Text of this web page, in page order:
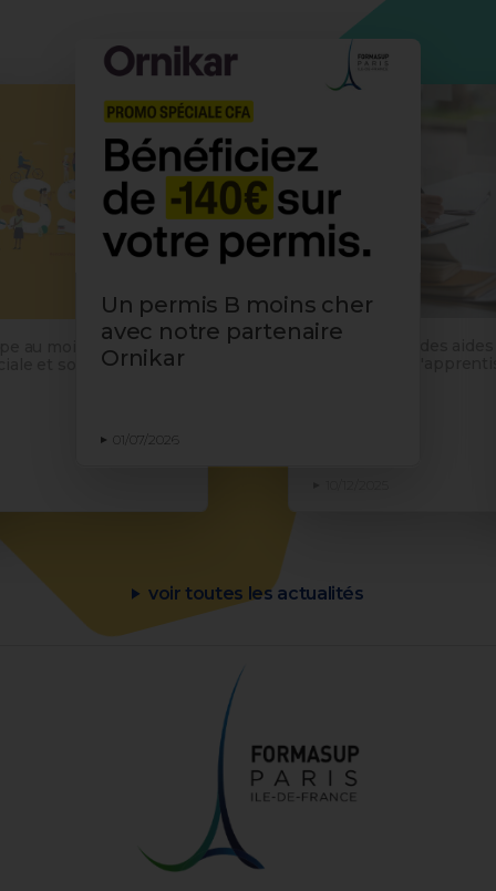
au mois de
et solidaire
Un permis B moins cher
avec notre partenaire
Ornikar
01/07/2026
voir toutes les actualités